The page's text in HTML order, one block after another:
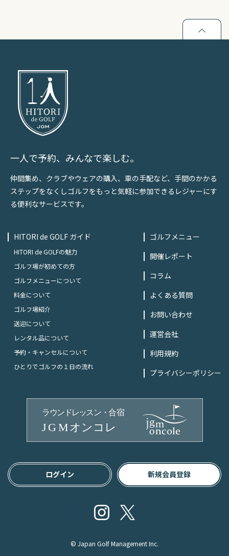
一人で予約、みんなで楽しむ。
仲間集め、クラブやウェアの購入、車の手配など、手間のかかる
ステップをなくしゴルフをもっと気軽に参加できるレジャーにす
る便利なサービスです。
HITORI de GOLF ガイド
HITORI de GOLFの魅力
ゴルフ場が初めての方
ゴルフメニューについて
料金について
ゴルフ場紹介
送迎について
レンタル品について
予約・キャンセルについて
ひとりでゴルフの１日の流れ
ゴルフメニュー
開催レポート
コラム
よくある質問
お問い合わせ
運営会社
利用規約
プライバシーポリシー
ログイン 新規会員登録
Instagram
© Japan Golf Management Inc.